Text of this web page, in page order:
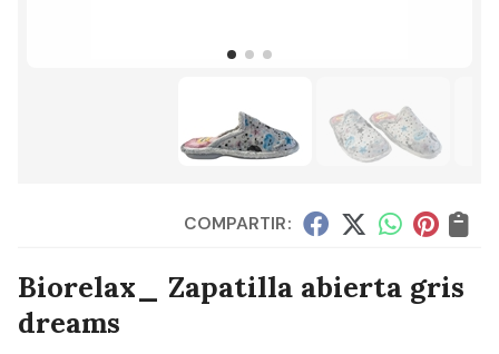
COMPARTIR:
Biorelax_ Zapatilla abierta gris
dreams